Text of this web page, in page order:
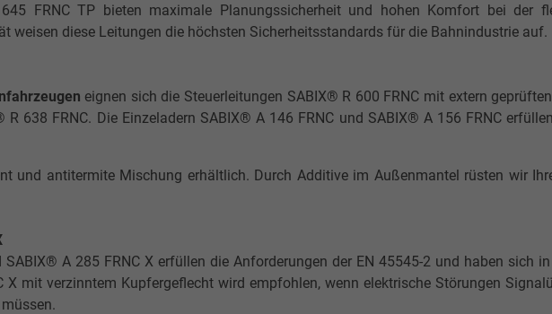
FRNC TP bieten maximale Planungssicherheit und hohen Komfort bei der
weisen diese Leitungen die höchsten Sicherheitsstandards für die Bahnindustrie auf.
eignen sich die Steuerleitungen SABIX® R 600 FRNC mit extern
638 FRNC. Die Einzeladern SABIX® A 146 FRNC und SABIX® A 156 FRNC
und antitermite Mischung erhältlich. Durch Additive im Außenmantel rüsten wir
A 285 FRNC X erfüllen die Anforderungen der EN 45545-2 und haben sich
mit verzinntem Kupfergeflecht wird empfohlen, wenn elektrische Störungen